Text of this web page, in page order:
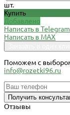
шт.
Купить
Добавлено
Написать в Telegram
Написать в MAX
Поможем c
info@rozetki96.ru
Получить
Отзывы